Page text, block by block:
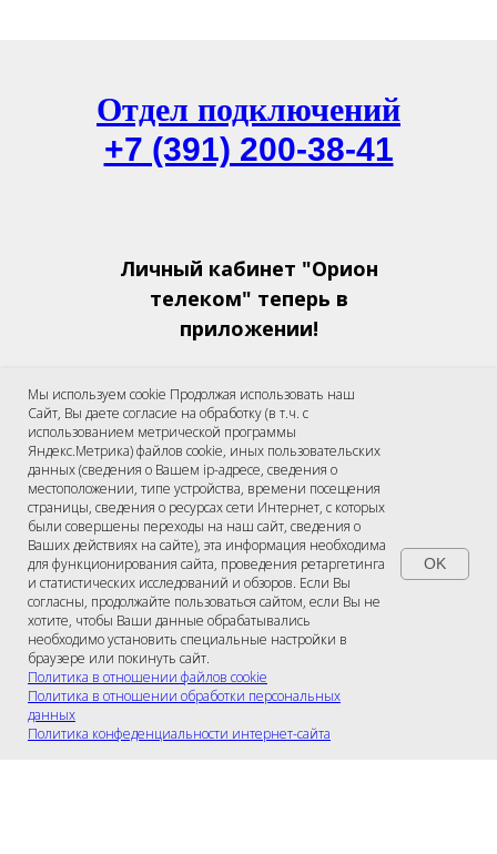
Отдел подключений
+7 (391) 200-38-41
Просматривайте подключенные тарифы и
услуги, следите за балансом,
получайте уведомления и пользуйтесь
удобными способами пополнения
лицевого счета.
для абонентов ГК
"Орион"
ГК Орион
Личный кабинет "Орион
телеком" теперь в
приложении!
Мы используем cookie Продолжая использовать наш
Сайт, Вы даете согласие на обработку (в т.ч. с
использованием метрической программы
Яндекс.Метрика) файлов cookie, иных пользовательских
данных (сведения о Вашем ip-адресе, сведения о
местоположении, типе устройства, времени посещения
страницы, сведения о ресурсах сети Интернет, с которых
были совершены переходы на наш сайт, сведения о
Ваших действиях на сайте), эта информация необходима
для функционирования сайта, проведения ретаргетинга
и статистических исследований и обзоров. Если Вы
согласны, продолжайте пользоваться сайтом, если Вы не
хотите, чтобы Ваши данные обрабатывались
необходимо установить специальные настройки в
браузере или покинуть сайт.
Политика в отношении файлов cookie
Политика в отношении обработки персональных
данных
Политика конфеденциальности интернет-сайта
OK